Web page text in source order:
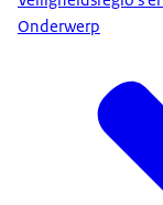
Onderwerp